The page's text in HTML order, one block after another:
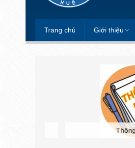
Trang chủ Giới thiệu
Thông báo